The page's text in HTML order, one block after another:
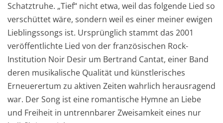
Schatztruhe. „Tief“ nicht etwa, weil das folgende Lied so
verschüttet wäre, sondern weil es einer meiner ewigen
Lieblingssongs ist. Ursprünglich stammt das 2001
veröffentlichte Lied von der französischen Rock-
Institution Noir Desir um Bertrand Cantat, einer Band
deren musikalische Qualität und künstlerisches
Erneuerertum zu aktiven Zeiten wahrlich herausragend
war. Der Song ist eine romantische Hymne an Liebe
und Freiheit in untrennbarer Zweisamkeit eines nur